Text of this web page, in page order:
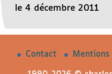
le 4 décembre 2011
Contact Mentions